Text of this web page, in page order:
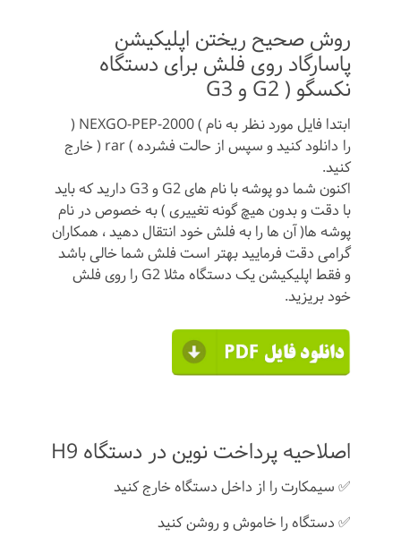
روش صحیح ریختن اپلیکیشن
پاسارگاد روی فلش برای دستگاه
نکسگو ( G2 و G3
ابتدا فایل مورد نظر به نام ) NEXGO-PEP-2000 (
را دانلود کنید و سپس از حالت فشرده ) rar ( خارج
کنید.
اکنون شما دو پوشه با نام های G2 و G3 دارید که باید
با دقت و بدون هیچ گونه تغییری ) به خصوص در نام
پوشه ها( آن ها را به فلش خود انتقال دهید ، همکاران
گرامی دقت فرمایید بهتر است فلش شما خالی باشد
و فقط اپلیکیشن یک دستگاه مثلا G2 را روی فلش
خود بریزید.
اصلاحیه پرداخت نوین در دستگاه H9
✅ سیمکارت را از داخل دستگاه خارج کنید
✅ دستگاه را خاموش و روشن کنید